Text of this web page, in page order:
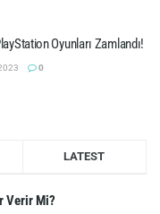
Oyunları Zamlandı!
0
LATEST
Verir Mi?